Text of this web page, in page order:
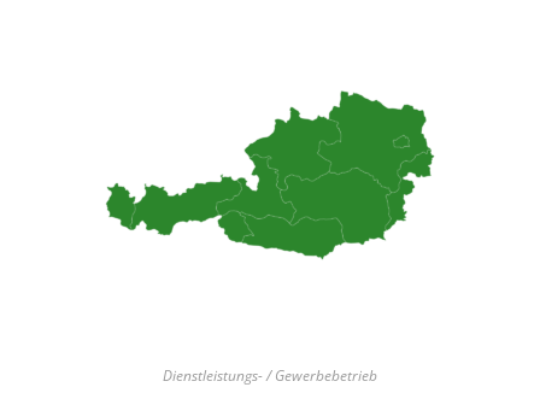
Dienstleistungs- / Gewerbebetrieb